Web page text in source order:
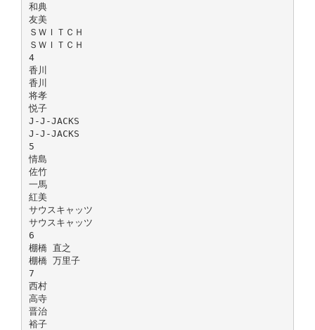
和典
友美
ＳＷＩＴＣＨ
ＳＷＩＴＣＨ
4
香川
香川
将孝
悦子
J-J-JACKS
J-J-JACKS
5
情島
佐竹
一馬
紅美
サウスキャッツ
サウスキャッツ
6
棚橋 直之
棚橋 万里子
7
西村
高寺
晋治
裕子